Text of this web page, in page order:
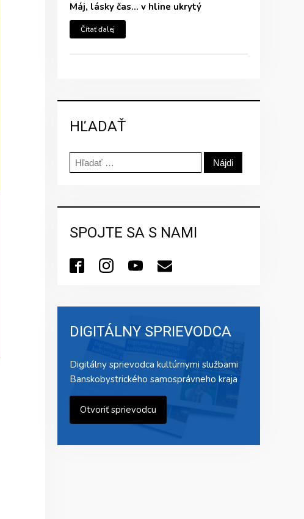
Máj, lásky čas… v hline ukrytý
Čítať ďalej
HĽADAŤ
Hľadať:
SPOJTE SA S NAMI
DIGITÁLNY SPRIEVODCA
Digitálny sprievodca kultúrnymi službami
Banskobystrického samosprávneho kraja
Otvoriť sprievodcu